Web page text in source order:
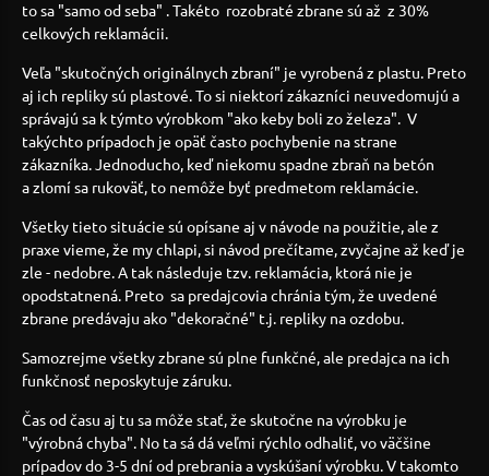
to sa "samo od seba" . Takéto rozobraté zbrane sú až z 30%
celkových reklamácii.
Veľa "skutočných originálnych zbraní" je vyrobená z plastu. Preto
aj ich repliky sú plastové. To si niektorí zákazníci neuvedomujú a
správajú sa k týmto výrobkom "ako keby boli zo železa". V
takýchto prípadoch je opäť často pochybenie na strane
zákazníka. Jednoducho, keď niekomu spadne zbraň na betón
a zlomí sa rukoväť, to nemôže byť predmetom reklamácie.
Všetky tieto situácie sú opísane aj v návode na použitie, ale z
praxe vieme, že my chlapi, si návod prečítame, zvyčajne až keď je
zle - nedobre. A tak následuje tzv. reklamácia, ktorá nie je
opodstatnená. Preto sa predajcovia chránia tým, že uvedené
zbrane predávaju ako "dekoračné" t.j. repliky na ozdobu.
Samozrejme všetky zbrane sú plne funkčné, ale predajca na ich
funkčnosť neposkytuje záruku.
Čas od času aj tu sa môže stať, že skutočne na výrobku je
"výrobná chyba". No ta sá dá veľmi rýchlo odhaliť, vo väčšine
prípadov do 3-5 dní od prebrania a vyskúšaní výrobku. V takomto